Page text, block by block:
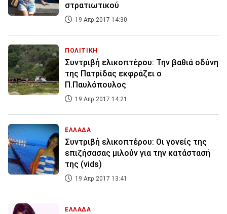
στρατιωτικού
19 Απρ 2017 14:30
ΠΟΛΙΤΙΚΗ
Συντριβή ελικοπτέρου: Την βαθιά οδύνη
της Πατρίδας εκφράζει ο
Π.Παυλόπουλος
19 Απρ 2017 14:21
ΕΛΛΑΔΑ
Συντριβή ελικοπτέρου: Οι γονείς της
επιζήσασας μιλούν για την κατάστασή
της (vids)
19 Απρ 2017 13:41
ΕΛΛΑΔΑ